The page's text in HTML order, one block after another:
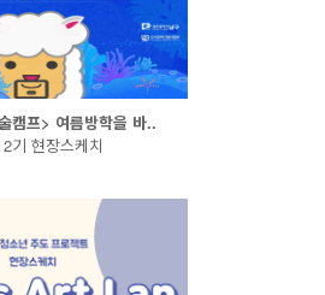
캠프> 여름방학을 바..
기 현장스케치